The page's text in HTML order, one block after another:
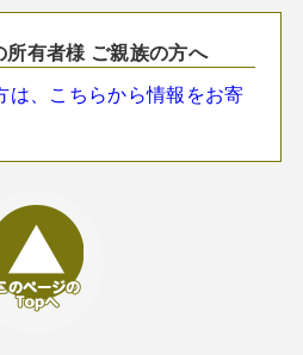
有者様 ご親族の方へ
は、こちらから情報をお寄